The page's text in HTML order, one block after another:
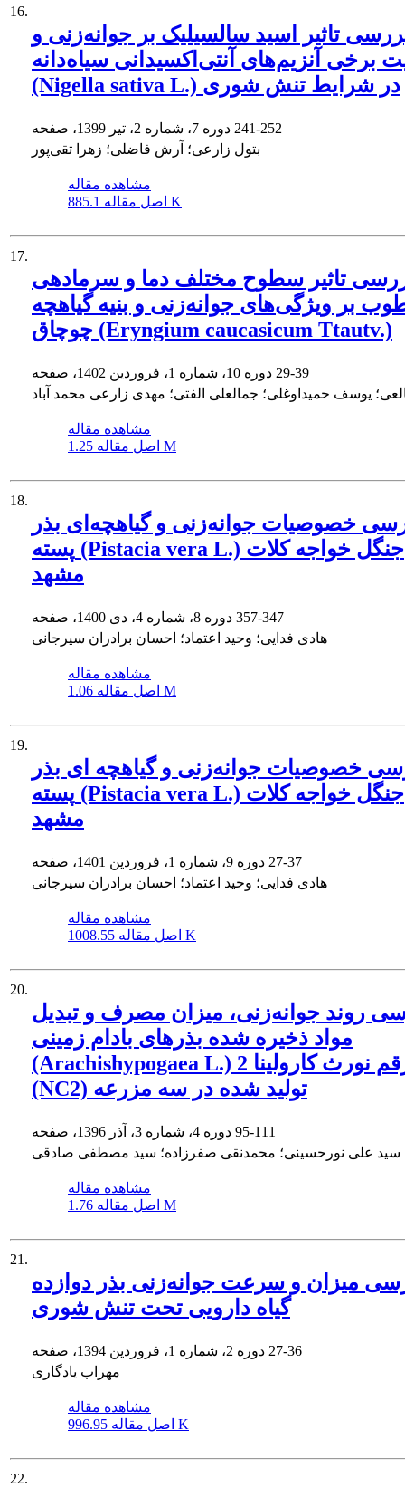
16.
تاثیر اسید سالسیلیک بر جوانه‌زنی و
برخی آنزیم‌های آنتی‌اکسیدانی سیاه‌دانه
(Nigella sativa L.) در شرایط تنش شوری
241-252
بتول زارعی؛ آرش فاضلی؛ زهرا تقی‌پور
مشاهده مقاله
اصل مقاله 885.1 K
17.
تاثیر سطوح مختلف دما و سرمادهی
بر ویژگی‌های جوانه‌زنی و بنیه گیاهچه
چوچاق (Eryngium caucasicum Ttautv.)
29-39
یوسف حمیداوغلی؛ جمالعلی الفتی؛ مهدی زارعی محمد آباد
مشاهده مقاله
اصل مقاله 1.25 M
18.
خصوصیات جوانه‌زنی و گیاهچه‌ای بذر
پسته (Pistacia vera L.) جنگل خواجه کلات
مشهد
357-347
هادی فدایی؛ وحید اعتماد؛ احسان برادران سیرجانی
مشاهده مقاله
اصل مقاله 1.06 M
19.
خصوصیات جوانه‌زنی و گیاهچه ای بذر
پسته (Pistacia vera L.) جنگل خواجه کلات
مشهد
27-37
هادی فدایی؛ وحید اعتماد؛ احسان برادران سیرجانی
مشاهده مقاله
اصل مقاله 1008.55 K
20.
روند جوانه‌زنی، میزان مصرف و تبدیل
مواد ذخیره شده بذرهای بادام زمینی
(Arachishypogaea L.) رقم نورث کارولینا 2
(NC2) تولید شده در سه مزرعه
95-111
سید علی نورحسینی؛ محمدنقی صفرزاده؛ سید مصطفی صادقی
مشاهده مقاله
اصل مقاله 1.76 M
21.
میزان و سرعت جوانه‌زنی بذر دوازده
گیاه دارویی تحت تنش شوری
27-36
مهراب یادگاری
مشاهده مقاله
اصل مقاله 996.95 K
22.